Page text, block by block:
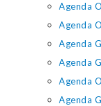
Agenda
Agenda
Agenda
Agenda
Agenda
Agenda